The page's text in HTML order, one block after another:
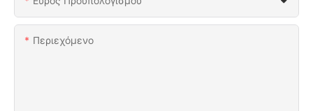
Περιεχόμενο